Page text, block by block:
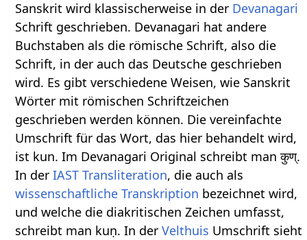
Sanskrit wird klassischerweise in der Devanagari
Schrift geschrieben. Devanagari hat andere
Buchstaben als die römische Schrift, also die
Schrift, in der auch das Deutsche geschrieben
wird. Es gibt verschiedene Weisen, wie Sanskrit
Wörter mit römischen Schriftzeichen
geschrieben werden können. Die vereinfachte
Umschrift für das Wort, das hier behandelt wird,
ist kun. Im Devanagari Original schreibt man कुण्.
In derIAST Transliteration, die auch als
wissenschaftliche Transkription bezeichnet wird,
und welche die diakritischen Zeichen umfasst,
schreibt man kuṇ. In derVelthuis Umschrift sieht